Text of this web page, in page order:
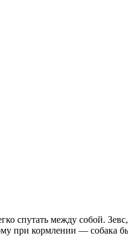
спутать между собой.
при кормлении — собака